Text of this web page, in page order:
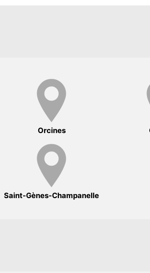
Orcines
Saint-Gènes-Champanelle